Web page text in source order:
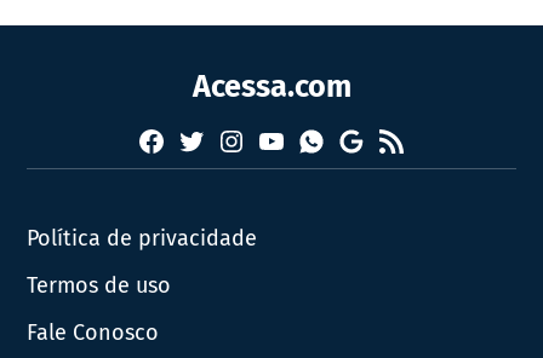
Acessa.com
Facebook
TwitterInstagram
YouTubeWhatsapp
Google
News
RSS
Política de privacidade
Termos de uso
Fale Conosco